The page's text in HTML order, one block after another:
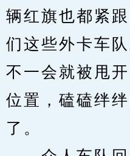
辆红旗也都紧
们这些外卡车
不一会就被甩
位置，磕磕绊
了。